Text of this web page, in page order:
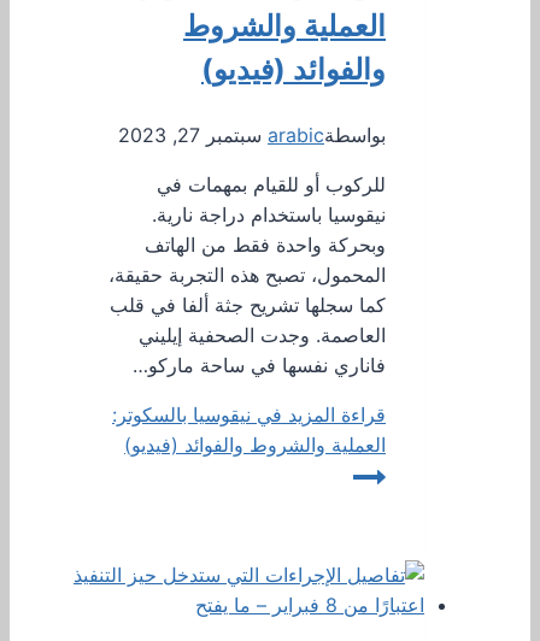
العملية والشروط
والفوائد (فيديو)
بواسطةarabic سبتمبر 27, 2023
للركوب أو للقيام بمهمات في
نيقوسيا باستخدام دراجة نارية.
وبحركة واحدة فقط من الهاتف
المحمول، تصبح هذه التجربة حقيقة،
كما سجلها تشريح جثة ألفا في قلب
العاصمة. وجدت الصحفية إيليني
فاناري نفسها في ساحة ماركو…
قراءة المزيد في نيقوسيا بالسكوتر:
العملية والشروط والفوائد (فيديو)